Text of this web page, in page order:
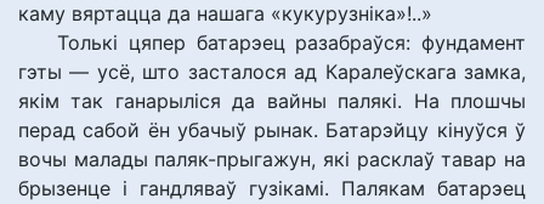
каму вяртацца да нашага «кукурузніка»!..»
Толькі цяпер батарэец разабраўся: фундамент
гэты — усё, што засталося ад Каралеўскага замка,
якім так ганарыліся да вайны палякі. На плошчы
перад сабой ён убачыў рынак. Батарэйцу кінуўся ў
вочы малады паляк-прыгажун, які расклаў тавар на
брызенце і гандляваў гузікамі. Палякам батарэец